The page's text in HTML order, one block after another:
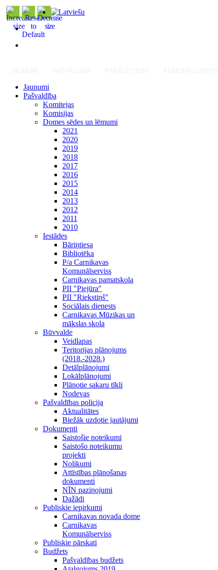
Jaunumi
Pašvaldība
Komitejas
Komisijas
Domes sēdes un lēmumi
2021
2020
2019
2018
2017
2016
2015
2014
2013
2012
2011
2010
Iestādes
Bāriņtiesa
Bibliotēka
P/a Carnikavas
Komunālserviss
Carnikavas pamatskola
PII "Piejūra"
PII "Riekstiņš"
Sociālais dienests
Carnikavas Mūzikas un
mākslas skola
Būvvalde
Veidlapas
Teritorijas plānojums
(2018.-2028.)
Detālplānojumi
Lokālplānojumi
Plānotie sakaru tīkli
Nodevas
Pašvaldības policija
Aktualitātes
Biežāk uzdotie jautājumi
Dokumenti
Saistošie noteikumi
Saistošo noteikumu
projekti
Nolikumi
Attīstības plānošanas
dokumenti
NĪN paziņojumi
Dažādi
Publiskie iepirkumi
Carnikavas novada dome
Carnikavas
Komunālserviss
Publiskie pārskati
Budžets
Pašvaldības budžets